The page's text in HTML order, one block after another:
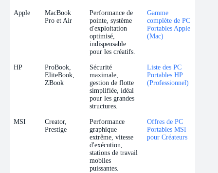
Apple
MacBook
Pro et Air
Performance de
pointe, système
d'exploitation
optimisé,
indispensable
pour les créatifs.
Gamme
complète de PC
Portables Apple
(Mac)
HP
ProBook,
EliteBook,
ZBook
Sécurité
maximale,
gestion de flotte
simplifiée, idéal
pour les grandes
structures.
Liste des PC
Portables HP
(Professionnel)
MSI
Creator,
Prestige
Performance
graphique
extrême, vitesse
d'exécution,
stations de travail
mobiles
puissantes.
Offres de PC
Portables MSI
pour Créateurs